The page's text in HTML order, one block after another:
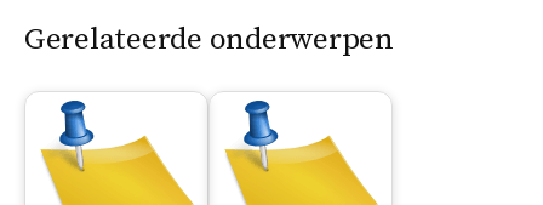
Gerelateerde onderwerpen